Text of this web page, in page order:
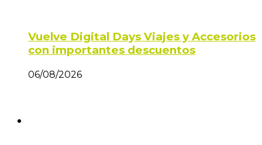
Vuelve Digital Days Viajes y Accesorios
con importantes descuentos
06/08/2026